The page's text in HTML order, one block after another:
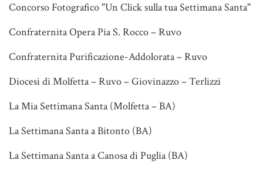
Concorso Fotografico "Un Click sulla tua Settimana Santa"
Confraternita Opera Pia S. Rocco – Ruvo
Confraternita Purificazione-Addolorata – Ruvo
Diocesi di Molfetta – Ruvo – Giovinazzo – Terlizzi
La Mia Settimana Santa (Molfetta – BA)
La Settimana Santa a Bitonto (BA)
La Settimana Santa a Canosa di Puglia (BA)